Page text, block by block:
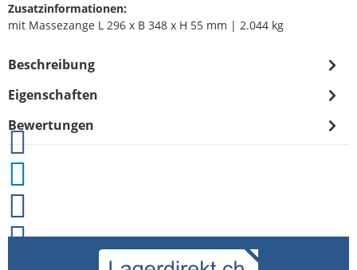
Zusatzinformationen:
mit Massezange L 296 x B 348 x H 55 mm | 2.044 kg
Beschreibung
Eigenschaften
Bewertungen